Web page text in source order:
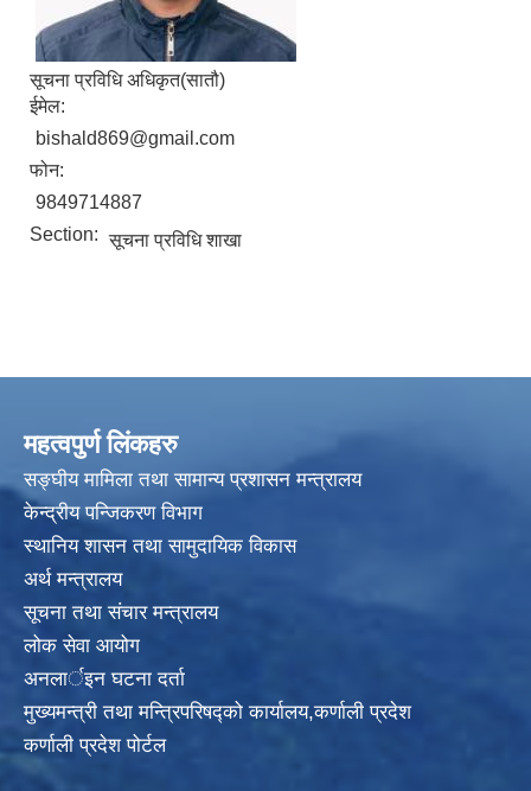
सूचना प्रविधि अधिकृत(सातौ)
ईमेल:
bishald869@gmail.com
फोन:
9849714887
Section: सूचना प्रविधि शाखा
महत्वपुर्ण लिंकहरु
सङ्घीय मामिला तथा सामान्य प्रशासन मन्त्रालय
केन्द्रीय पन्जिकरण विभाग
स्थानिय शासन तथा सामुदायिक विकास
अर्थ मन्त्रालय
सूचना तथा संचार मन्त्रालय
लोक सेवा आयोग
अनलार्इन घटना दर्ता
मुख्यमन्त्री तथा मन्त्रिपरिषद्को कार्यालय,कर्णाली प्रदेश
कर्णाली प्रदेश पोर्टल